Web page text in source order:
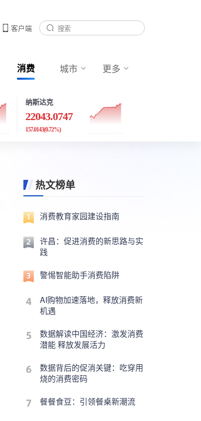
客户端
消费 城市 更多
纳斯达克
22043.0747
157.0143(0.72%)
热文榜单
消费教育家园建设指南
许昌：促进消费的新思路与实
践
警惕智能助手消费陷阱
AI购物加速落地，释放消费新
机遇
数据解读中国经济：激发消费
潜能 释放发展活力
数据背后的促消关键：吃穿用
烧的消费密码
餐餐食豆：引领餐桌新潮流